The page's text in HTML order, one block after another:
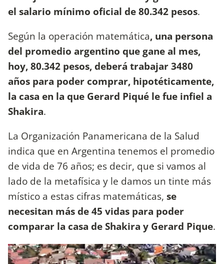
el salario mínimo oficial de 80.342 pesos.
Según la operación matemática, una persona
del promedio argentino que gane al mes,
hoy, 80.342 pesos, deberá trabajar 3480
años para poder comprar, hipotéticamente,
la casa en la que Gerard Piqué le fue infiel a
Shakira.
La Organización Panamericana de la Salud
indica que en Argentina tenemos el promedio
de vida de 76 años; es decir, que si vamos al
lado de la metafísica y le damos un tinte más
místico a estas cifras matemáticas, se
necesitan más de 45 vidas para poder
comparar la casa de Shakira y Gerard Pique.